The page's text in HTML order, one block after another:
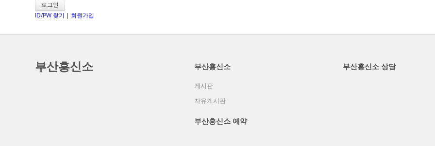
ID/PW 찾기 | 회원가입
부산흥신소 부산흥신소
게시판
자유게시판
부산흥신소 상담
부산흥신소 예약